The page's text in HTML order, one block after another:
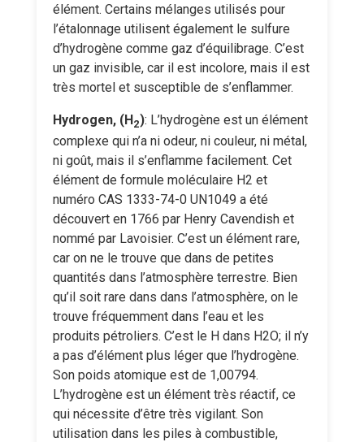
élément. Certains mélanges utilisés pour
l’étalonnage utilisent également le sulfure
d’hydrogène comme gaz d’équilibrage. C’est
un gaz invisible, car il est incolore, mais il est
très mortel et susceptible de s’enflammer.
Hydrogen, (H2): L’hydrogène est un élément
complexe qui n’a ni odeur, ni couleur, ni métal,
ni goût, mais il s’enflamme facilement. Cet
élément de formule moléculaire H2 et
numéro CAS 1333-74-0 UN1049 a été
découvert en 1766 par Henry Cavendish et
nommé par Lavoisier. C’est un élément rare,
car on ne le trouve que dans de petites
quantités dans l’atmosphère terrestre. Bien
qu’il soit rare dans dans l’atmosphère, on le
trouve fréquemment dans l’eau et les
produits pétroliers. C’est le H dans H2O; il n’y
a pas d’élément plus léger que l’hydrogène.
Son poids atomique est de 1,00794.
L’hydrogène est un élément très réactif, ce
qui nécessite d’être très vigilant. Son
utilisation dans les piles à combustible,